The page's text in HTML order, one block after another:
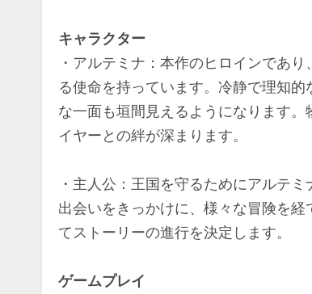
キャラクター
・アルテミナ：本作のヒロインであ
る使命を持っています。冷静で理知
な一面も垣間見えるようになります
イヤーとの絆が深まります。
・主人公：王国を守るためにアルテ
出会いをきっかけに、様々な冒険を
てストーリーの進行を決定します。
ゲームプレイ